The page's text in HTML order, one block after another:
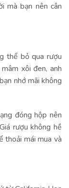
mà bạn nên cân
thể bỏ qua rượu
xôi đen, anh
nhớ mãi không
đóng hộp nên
rượu không hề
thoải mái mua và